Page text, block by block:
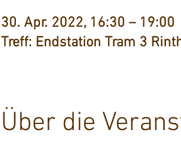
30. Apr. 2022, 16:30 – 19:00
Treff: Endstation Tram 3
Über die